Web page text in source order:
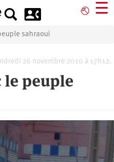
⎋ ☰
sahraoui
26 novembre 2010 à 17h12.
le peuple